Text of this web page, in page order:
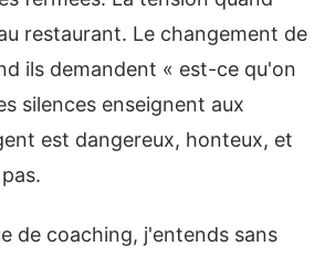
restaurant. Le changement de
ils demandent « est-ce qu'on
silences enseignent aux
est dangereux, honteux, et
de coaching, j'entends sans